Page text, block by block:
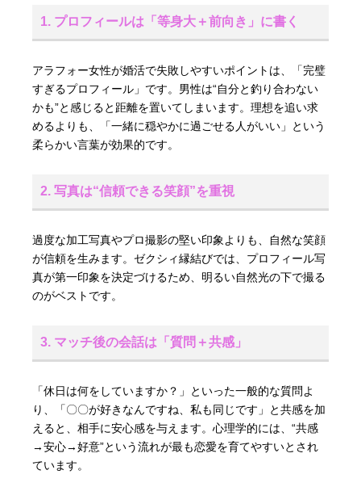
1. プロフィールは「等身大＋前向き」に書く
アラフォー女性が婚活で失敗しやすいポイントは、「完璧
すぎるプロフィール」です。男性は“自分と釣り合わない
かも”と感じると距離を置いてしまいます。理想を追い求
めるよりも、「一緒に穏やかに過ごせる人がいい」という
柔らかい言葉が効果的です。
2. 写真は“信頼できる笑顔”を重視
過度な加工写真やプロ撮影の堅い印象よりも、自然な笑顔
が信頼を生みます。ゼクシィ縁結びでは、プロフィール写
真が第一印象を決定づけるため、明るい自然光の下で撮る
のがベストです。
3. マッチ後の会話は「質問＋共感」
「休日は何をしていますか？」といった一般的な質問よ
り、「〇〇が好きなんですね、私も同じです」と共感を加
えると、相手に安心感を与えます。心理学的には、“共感
→安心→好意”という流れが最も恋愛を育てやすいとされ
ています。